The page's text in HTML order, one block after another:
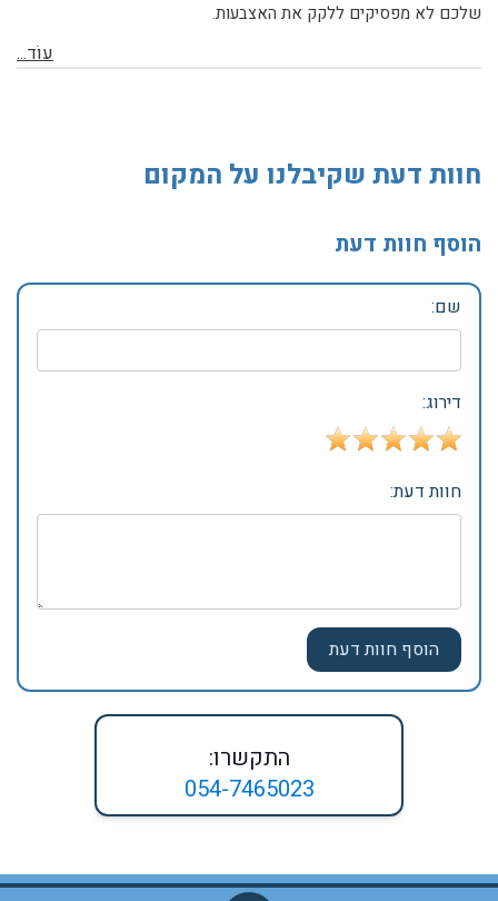
שלכם לא מפסיקים ללקק את האצבעות.
עוֹד...
חוות דעת שקיבלנו על המקום
הוסף חוות דעת
שם:
דירוג:
חוות דעת:
התקשרו:
054-7465023